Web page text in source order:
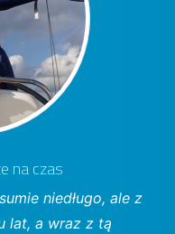
na czas
niedługo, ale z
lat, a wraz z tą